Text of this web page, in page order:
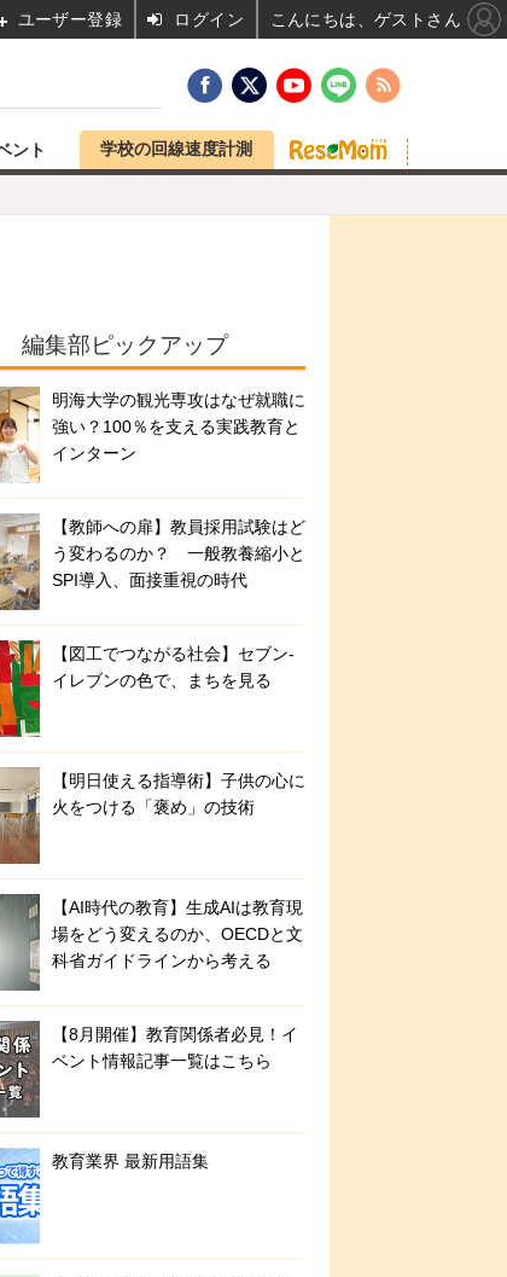
ント 学校の回線速度計測
編集部ピックアップ
明海大学の観光専攻はなぜ就職に
強い？100％を支える実践教育と
インターン
【教師への扉】教員採用試験はど
う変わるのか？ 一般教養縮小と
SPI導入、面接重視の時代
【図工でつながる社会】セブン‐
イレブンの色で、まちを見る
【明日使える指導術】子供の心に
火をつける「褒め」の技術
【AI時代の教育】生成AIは教育現
場をどう変えるのか、OECDと文
科省ガイドラインから考える
【8月開催】教育関係者必見！イ
ベント情報記事一覧はこちら
教育業界 最新用語集
ユーザー登録 ログイン こんにちは、ゲストさん